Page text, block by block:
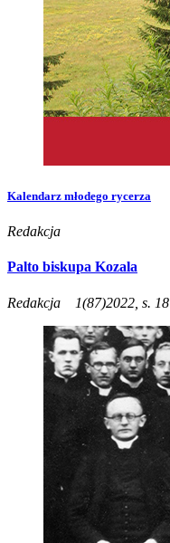
Kalendarz młodego rycerza
Redakcja
Palto biskupa Kozala
Redakcja 1(87)2022, s. 18